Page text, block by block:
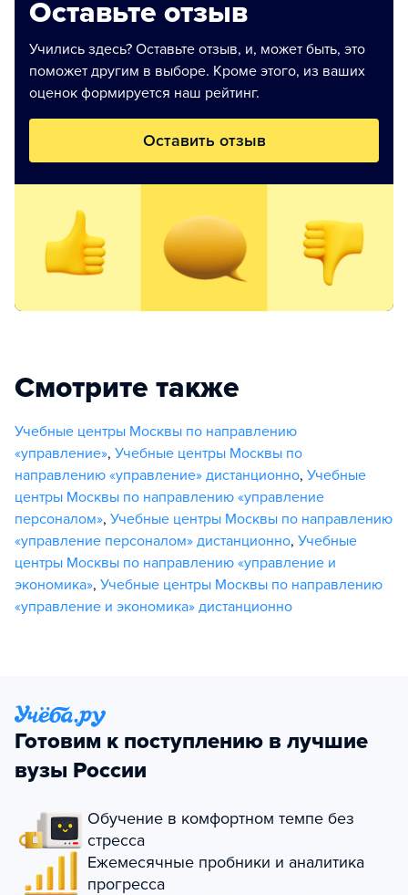
Оставьте отзыв
Учились здесь? Оставьте отзыв, и, может быть, это
поможет другим в выборе. Кроме этого, из ваших
оценок формируется наш рейтинг.
Оставить отзыв
Смотрите также
Учебные центры Москвы по направлению
«управление», Учебные центры Москвы по
направлению «управление» дистанционно, Учебные
центры Москвы по направлению «управление
персоналом», Учебные центры Москвы по направлению
«управление персоналом» дистанционно, Учебные
центры Москвы по направлению «управление и
экономика», Учебные центры Москвы по направлению
«управление и экономика» дистанционно
Готовим к поступлению в лучшие
вузы России
Обучение в комфортном темпе без
стресса
Ежемесячные пробники и аналитика
прогресса